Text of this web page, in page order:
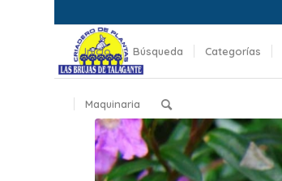
Inicio Búsqueda Categorías
Maquinaria